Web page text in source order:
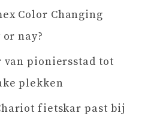
Color Changing
nay?
van pioniersstad tot
plekken
fietskar past bij